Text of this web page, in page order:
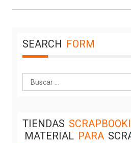
Post:
SEARCH FORM
Buscar:
TIENDAS
MATERIAL PARA